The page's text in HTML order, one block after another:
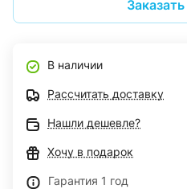
Заказать
В наличии
Рассчитать доставку
Нашли дешевле?
Хочу в подарок
Гарантия 1 год